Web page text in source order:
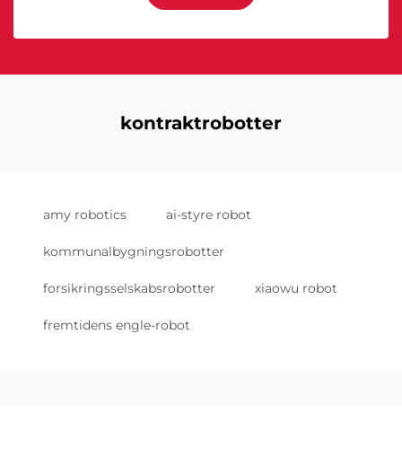
kontraktrobotter
amy robotics ai-styre robot
kommunalbygningsrobotter
forsikringsselskabsrobotter xiaowu robot
fremtidens engle-robot